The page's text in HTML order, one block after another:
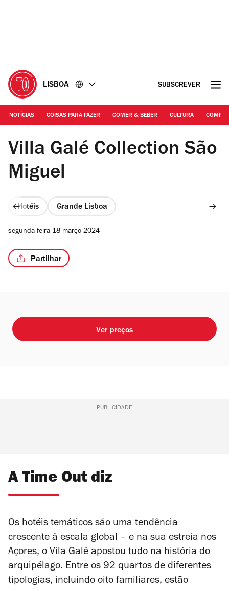
LISBOA SUBSCREVER
NOTÍCIAS COISAS PARA FAZER COMER & BEBER CULTURA
DR
Villa Galé Collection São
Miguel
Hotéis Grande Lisboa
segunda-feira 18 março 2024
Partilhar
Ver preços
PUBLICIDADE
A Time Out diz
Os hotéis temáticos são uma tendência
crescente à escala global – e na sua estreia nos
Açores, o Vila Galé apostou tudo na história do
arquipélago. Entre os 92 quartos de diferentes
tipologias, incluindo oito familiares, estão